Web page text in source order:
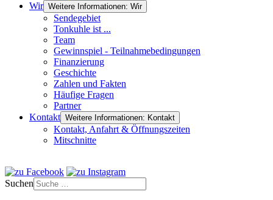
Wir Weitere Informationen: Wir
Sendegebiet
Tonkuhle ist ...
Team
Gewinnspiel - Teilnahmebedingungen
Finanzierung
Geschichte
Zahlen und Fakten
Häufige Fragen
Partner
Kontakt Weitere Informationen: Kontakt
Kontakt, Anfahrt & Öffnungszeiten
Mitschnitte
Suchen